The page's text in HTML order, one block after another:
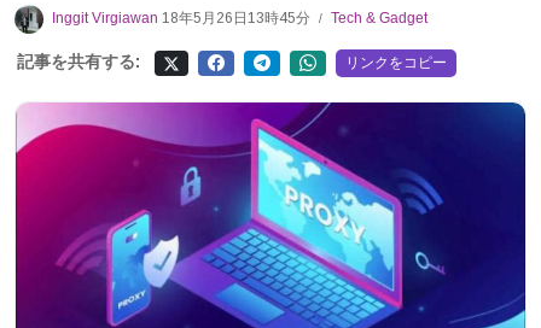
Inggit Virgiawan 18年5月26日13時45分 / Tech & Gadget
記事を共有する: リンクをコピー